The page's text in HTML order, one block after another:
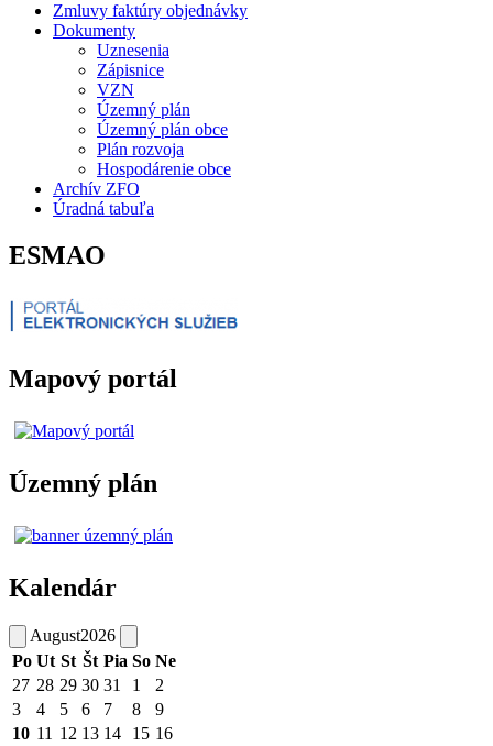
Zmluvy faktúry objednávky
Dokumenty
Uznesenia
Zápisnice
VZN
Územný plán
Územný plán obce
Plán rozvoja
Hospodárenie obce
Archív ZFO
Úradná tabuľa
ESMAO
Mapový portál
Územný plán
Kalendár
August2026
Po Ut St Št Pia So Ne
27 28 29 30 31 1
2
3
4 5 6 7 8
9
10 11 12 13 14 15 16